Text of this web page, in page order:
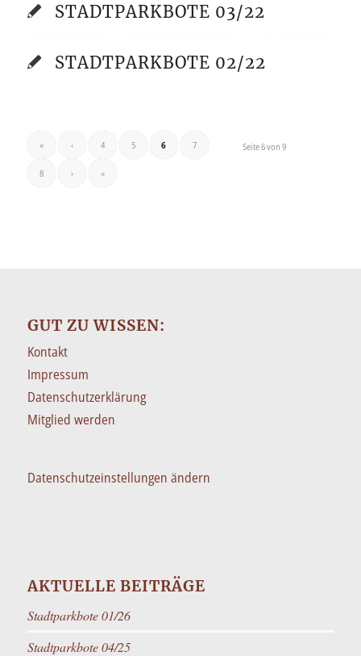
STADTPARKBOTE 03/22
STADTPARKBOTE 02/22
Seite 6 von 9
« ‹ 4 5 6 7
8 › »
GUT ZU WISSEN:
Kontakt
Impressum
Datenschutzerklärung
Mitglied werden
Datenschutzeinstellungen ändern
AKTUELLE BEITRÄGE
Stadtparkbote 01/26
Stadtparkbote 04/25